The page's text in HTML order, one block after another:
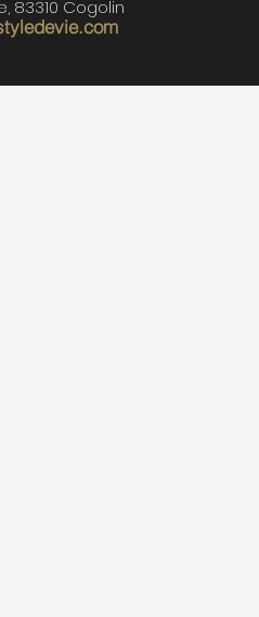
83310 Cogolin